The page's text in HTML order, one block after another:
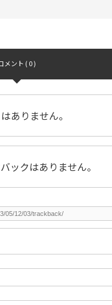
メント ( 0 )
ありません。
ックはありません。